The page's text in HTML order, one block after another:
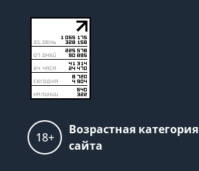
18+
Возрастная категория
сайта